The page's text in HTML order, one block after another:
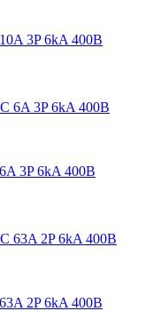
3P 6kA 400В
3P 6kA 400В
2P 6kA 400В